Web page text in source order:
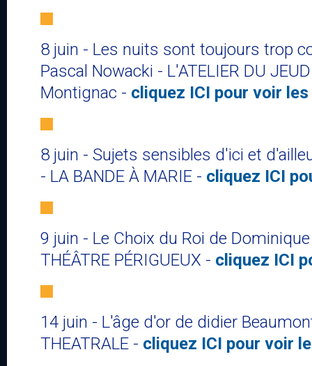
8 juin - Les nuits sont toujours trop
Pascal Nowacki - L'ATELIER DU
Montignac - cliquez ICI pour voir
8 juin - Sujets sensibles d'ici et
- LA BANDE À MARIE - cliquez ICI
9 juin - Le Choix du Roi de Dominique
THÉÂTRE PÉRIGUEUX - cliquez ICI
14 juin - L'âge d'or de didier
THEATRALE - cliquez ICI pour voir